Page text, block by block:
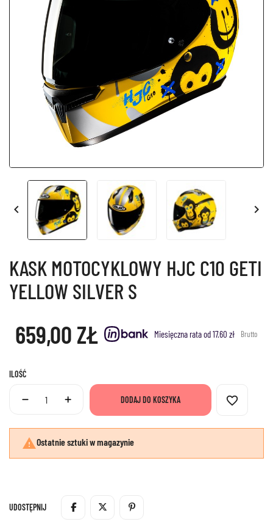
 
KASK MOTOCYKLOWY HJC C10 GETI
YELLOW SILVER S
659,00 ZŁ Miesięczna rata od 17.60 zł Brutto
ILOŚĆ
DODAJ DO KOSZYKA favorite_border
Ostatnie sztuki w magazynie
UDOSTĘPNIJ